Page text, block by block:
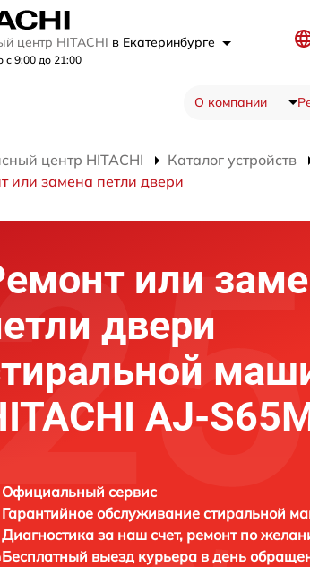
центр HITACHI в Екатеринбурге
с 9:00 до 21:00
О компании
центр HITACHI Каталог устройств
или замена петли двери
или
двери
AJ-
Официальный сервис
Гарантийное обслуживание стиральной
Диагностика за наш счет, ремонт по
Бесплатный выезд курьера в день